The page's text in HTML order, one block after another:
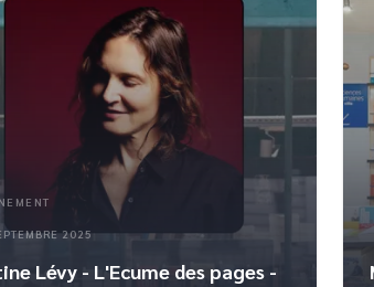
2025
Lévy - L'Ecume des pages -